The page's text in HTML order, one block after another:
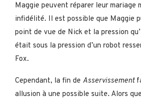
Maggie peuvent réparer leur mariage
infidélité. Il est possible que Maggie
point de vue de Nick et la pression
était sous la pression d’un robot
Fox.
Cependant, la fin de Asservissement
allusion à une possible suite. Alors